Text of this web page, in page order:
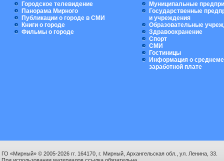
Городское телевидение
Панорама Мирного
Публикации о городе в СМИ
Книги о городе
Фильмы о городе
Муниципальные
Государственные
и учреждения
Образовательные
Здравоохранение
Спорт
СМИ
Гостиницы
Информация о
заработной плате
ГО «Мирный» © 2005-2026 гг. 164170, г. Мирный, Архангельская обл., ул. Ленина, 33.